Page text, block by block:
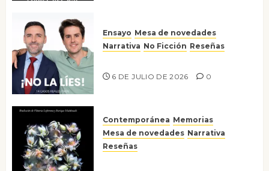
Ensayo Mesa de novedades
Narrativa No Ficción Reseñas
6 DE JULIO DE 2026 0
Contemporánea Memorias
Mesa de novedades Narrativa
Reseñas